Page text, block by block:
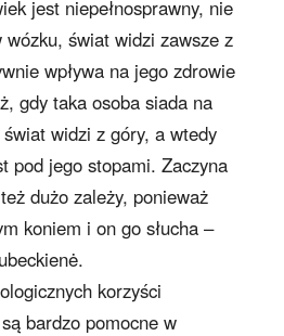
jest niepełnosprawny, nie
świat widzi zawsze z
wpływa na jego zdrowie
gdy taka osoba siada na
widzi z góry, a wtedy
pod jego stopami. Zaczyna
dużo zależy, ponieważ
koniem i on go słucha –
korzyści
bardzo pomocne w